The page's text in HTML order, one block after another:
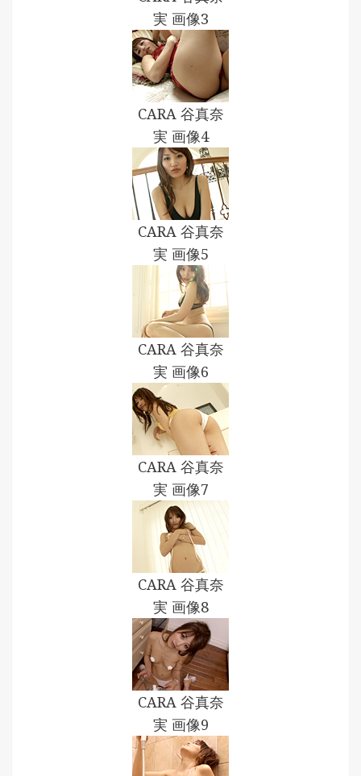
実 画像3
CARA 谷真奈
実 画像4
CARA 谷真奈
実 画像5
CARA 谷真奈
実 画像6
CARA 谷真奈
実 画像7
CARA 谷真奈
実 画像8
CARA 谷真奈
実 画像9